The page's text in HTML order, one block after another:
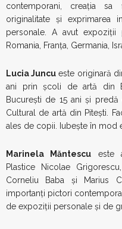
contemporani, creația sa
originalitate și exprimarea
personale. A avut
Romania, Franța, Germania,
Lucia Juncu este originară
ani prin școli de artă din
București de 15 ani și
Cultural de artă din Pitești.
ales de copii. Iubește în mod
Marinela Măntescu este
Plastice Nicolae
Corneliu Baba şi Marius
importanți pictori
de expoziţii personale şi de